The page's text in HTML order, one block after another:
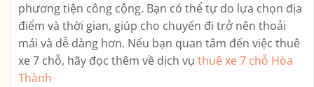
phương tiện công cộng. Bạn có thể tự do lựa chọn địa
điểm và thời gian, giúp cho chuyến đi trở nên thoải
mái và dễ dàng hơn. Nếu bạn quan tâm đến việc thuê
xe 7 chỗ, hãy đọc thêm về dịch vụ thuê xe 7 chỗ Hòa
Thành